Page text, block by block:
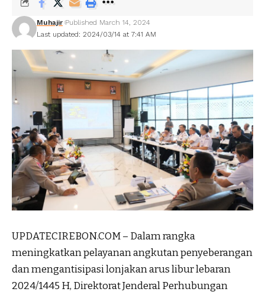
Last updated: 2024/03/14 at 7:41 AM
Muhajir Published March 14, 2024
UPDATECIREBON.COM – Dalam rangka
meningkatkan pelayanan angkutan penyeberangan
dan mengantisipasi lonjakan arus libur lebaran
2024/1445 H, Direktorat Jenderal Perhubungan